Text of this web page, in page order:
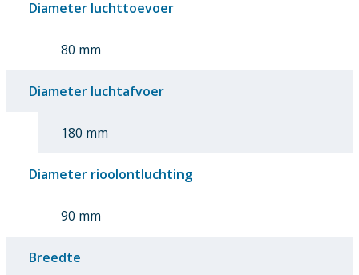
Diameter luchttoevoer
80 mm
Diameter luchtafvoer
180 mm
Diameter rioolontluchting
90 mm
Breedte